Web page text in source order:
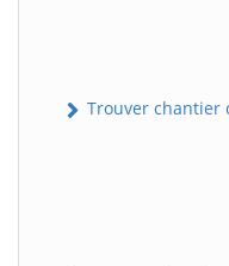
Trouver chantier